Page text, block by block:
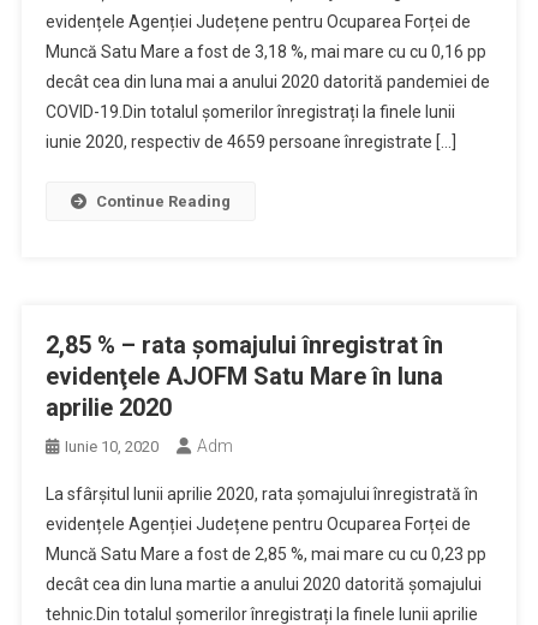
evidențele Agenției Județene pentru Ocuparea Forței de
Muncă Satu Mare a fost de 3,18 %, mai mare cu cu 0,16 pp
decât cea din luna mai a anului 2020 datorită pandemiei de
COVID-19.Din totalul șomerilor înregistrați la finele lunii
iunie 2020, respectiv de 4659 persoane înregistrate […]
Continue Reading
2,85 % – rata şomajului înregistrat în
evidenţele AJOFM Satu Mare în luna
aprilie 2020
Iunie 10, 2020 Adm
La sfârșitul lunii aprilie 2020, rata șomajului înregistrată în
evidențele Agenției Județene pentru Ocuparea Forței de
Muncă Satu Mare a fost de 2,85 %, mai mare cu cu 0,23 pp
decât cea din luna martie a anului 2020 datorită șomajului
tehnic.Din totalul șomerilor înregistrați la finele lunii aprilie